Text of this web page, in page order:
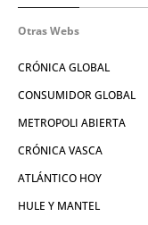
Otras Webs
CRÓNICA GLOBAL
CONSUMIDOR GLOBAL
METROPOLI ABIERTA
CRÓNICA VASCA
ATLÁNTICO HOY
HULE Y MANTEL